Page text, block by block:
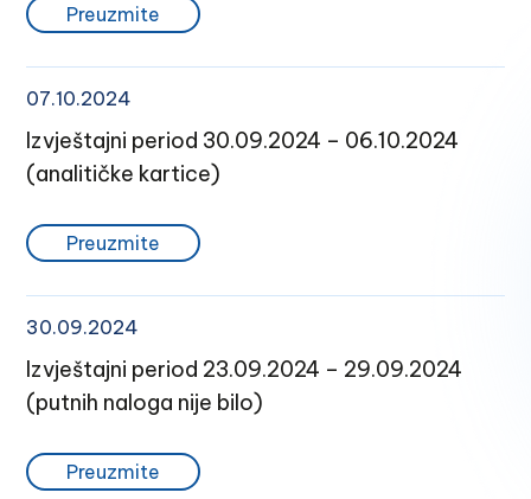
Preuzmite
07.10.2024
Izvještajni period 30.09.2024 – 06.10.2024
(analitičke kartice)
Preuzmite
30.09.2024
Izvještajni period 23.09.2024 – 29.09.2024
(putnih naloga nije bilo)
Preuzmite